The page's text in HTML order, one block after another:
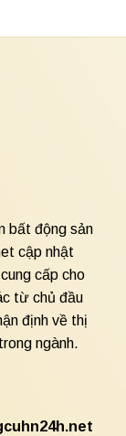
bất động sản
cập nhật
cấp cho
từ chủ đầu
định về thị
ngành.